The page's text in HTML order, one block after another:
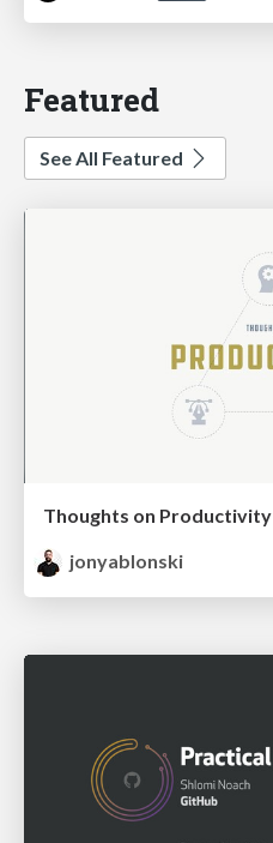
Featured
See All Featured
Thoughts on Productivity
jonyablonski